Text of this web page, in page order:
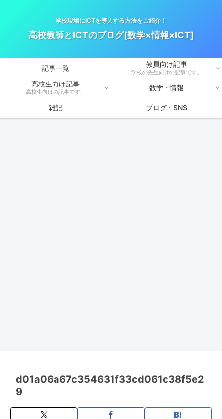
学校現場にICTを導入する方法をご紹介！
高校教師とICTのブログ[数学×情報×ICT]
記事一覧 教員向け記事
学校の先生向けの記事です。
高校生向け記事
高校生向けの記事です。 数学・情報
雑記 ブログ・SNS
d01a06a67c354631f33cd061c38f5e2
9